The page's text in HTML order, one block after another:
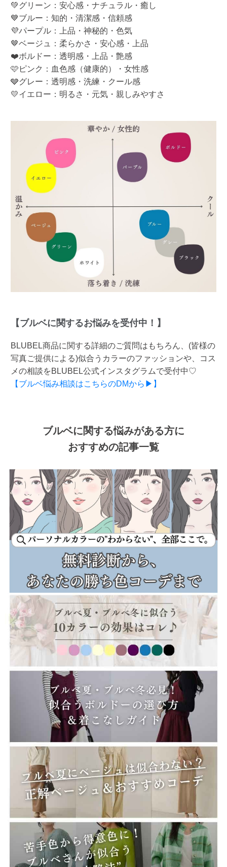
💚グリーン：安心感・ナチュラル・癒し
💙ブルー：知的・清潔感・信頼感
💜パープル：上品・神秘的・色気
🤎ベージュ：柔らかさ・安心感・上品
❤️ボルドー：透明感・上品・艶感
🩷ピンク：血色感（健康的）・女性感
🩶グレー：透明感・洗練・クール感
💛イエロー：明るさ・元気・親しみやすさ
【ブルベに関するお悩みを受付中！】
BLUBEL商品に関する詳細のご質問はもちろん、(皆様の
写真ご提供による)似合うカラーのファッションや、コス
メの相談をBLUBEL公式インスタグラムで受付中♡
【ブルベ悩み相談はこちらのDMから▶】
ブルベに関する悩みがある方に
おすすめの記事一覧